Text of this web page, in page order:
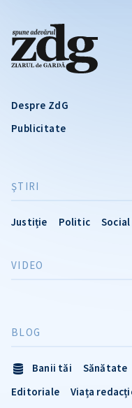
Despre ZdG
Publicitate
ŞTIRI
Justiție Politic Social
VIDEO
BLOG
Banii tăi Sănătate
Editoriale
Viața